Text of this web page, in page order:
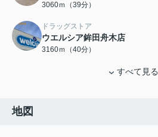
3060ｍ（39分）
ドラッグストア
ウエルシア鉾田舟木店
3160ｍ（40分）
すべて見る
地図